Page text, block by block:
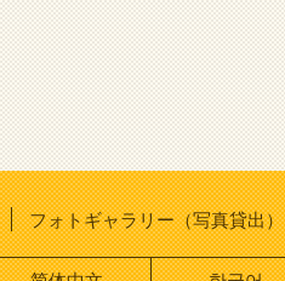
フォトギャラリー（写真貸出）